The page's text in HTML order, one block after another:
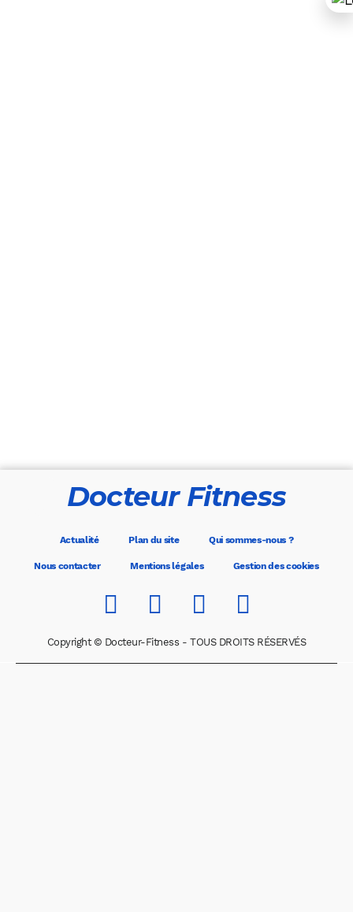
Docteur Fitness
Actualité Plan du site Qui sommes-nous ?
Nous contacter Mentions légales Gestion des cookies
Copyright © Docteur-Fitness - TOUS DROITS RÉSERVÉS